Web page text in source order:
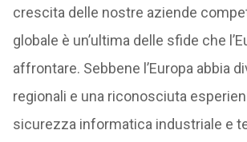
crescita delle nostre aziende
globale è un’ultima delle sfide che
affrontare. Sebbene l’Europa abbia
regionali e una riconosciuta
sicurezza informatica industriale e